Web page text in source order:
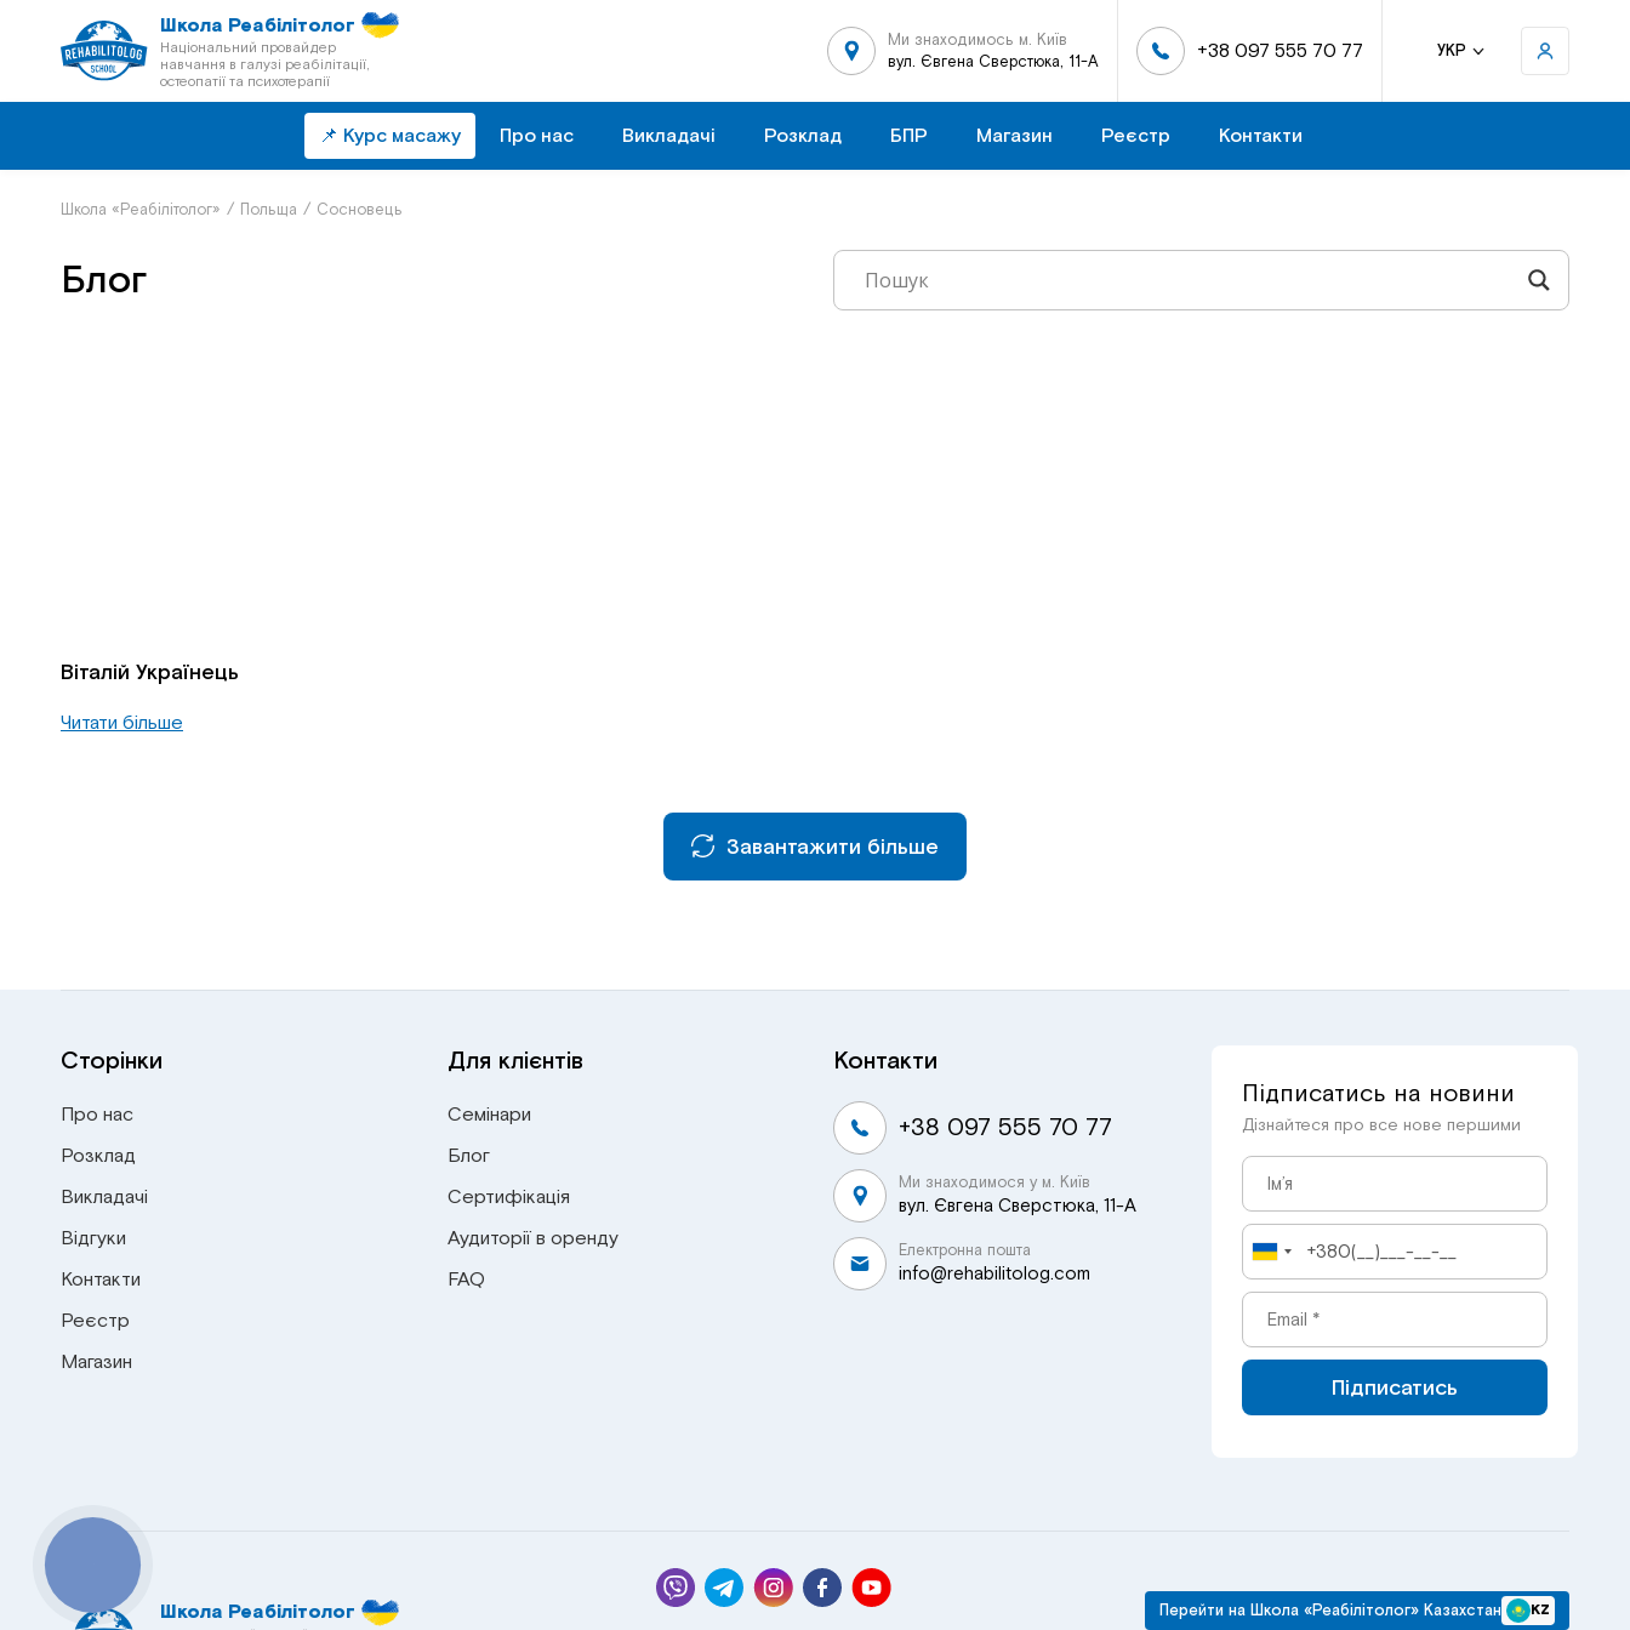
Школа Реабілітолог
Національний провайдер
навчання в галузі реабілітації,
остеопатії та психотерапії
Ми знаходимось м. Київ
вул. Євгена Сверстюка, 11-А
+38 097 555 70 77 УКР
📌 Курс масажу Про нас Викладачі Розклад БПР Магазин Реєстр Контакти
Школа «Реабілітолог» / Польща / Сосновець
Блог
Віталій Українець
Читати більше
Завантажити більше
Сторінки
Про нас
Розклад
Викладачі
Відгуки
Контакти
Реєстр
Магазин
Для клієнтів
Семінари
Блог
Сертифікація
Аудиторії в оренду
FAQ
Контакти
+38 097 555 70 77
Ми знаходимося у м. Київ
вул. Євгена Сверстюка, 11-А
Електронна пошта
info@rehabilitolog.com
Підписатись на новини
Дізнайтеся про все нове першими
Підписатись
Школа Реабілітолог Перейти на Школа «Реабілітолог» Казахстан KZ